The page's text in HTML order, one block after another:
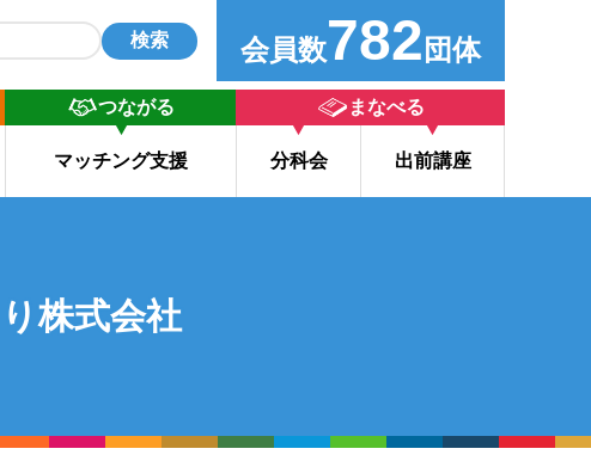
検索 会員数782 団体
つながる
マッチング支援
まなべる
分科会 出前講座
株式会社